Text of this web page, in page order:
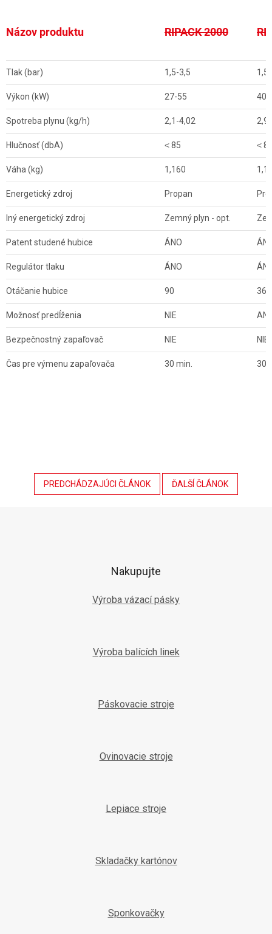
Názov produktu RIPACK 2000
Tlak (bar) 1,5-3,5
Výkon (kW) 27-55 40-
Spotreba plynu (kg/h) 2,1-4,02
Hlučnosť (dbA) ˂ 85 ˂
Váha (kg) 1,160
Energetický zdroj Propan
Iný energetický zdroj Zemný plyn - opt.
Patent studené hubice ÁNO
Regulátor tlaku ÁNO
Otáčanie hubice 90 360
Možnosť predĺženia NIE
Bezpečnostný zapaľovač NIE NIE
Čas pre výmenu zapaľovača 30 min. 30
PREDCHÁDZAJÚCI ČLÁNOK ĎALŠÍ ČLÁNOK
Nakupujte
Výroba vázací pásky
Výroba balících linek
Páskovacie stroje
Ovinovacie stroje
Lepiace stroje
Skladačky kartónov
Sponkovačky